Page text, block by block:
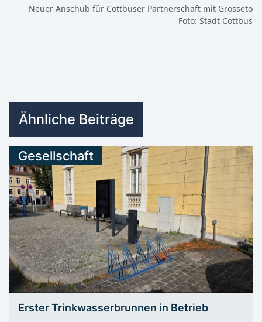
Neuer Anschub für Cottbuser Partnerschaft mit Grosseto
Foto: Stadt Cottbus
Ähnliche Beiträge
Gesellschaft
Erster Trinkwasserbrunnen in Betrieb